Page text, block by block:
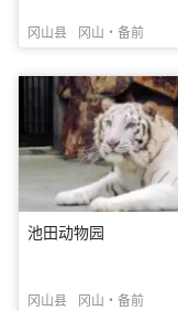
冈山县 冈山・备前
池田动物园
冈山县 冈山・备前